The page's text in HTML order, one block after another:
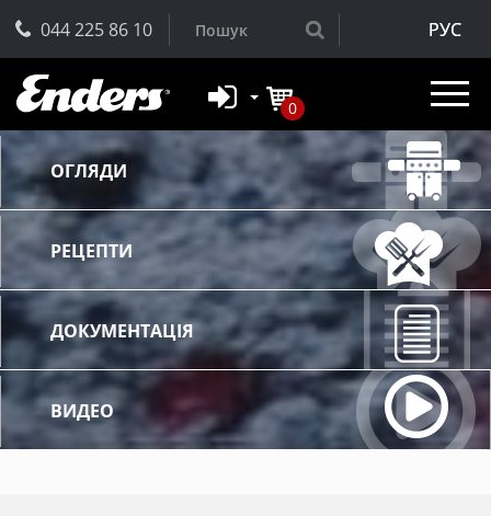
044 225 86 10 РУС
0
ОГЛЯДИ
РЕЦЕПТИ
ДОКУМЕНТАЦІЯ
ВИДЕО